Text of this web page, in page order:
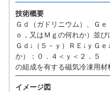
技術概要
Ｇｄ（ガドリニウム）、Ｇ
ｏ，又はＭｇの何れか）並
Ｇｄ↓（５－ｙ）ＲＥ↓ｙＧ
か）：０．４＜ｙ＜２．５
の組成を有する磁気冷凍用材
イメージ図